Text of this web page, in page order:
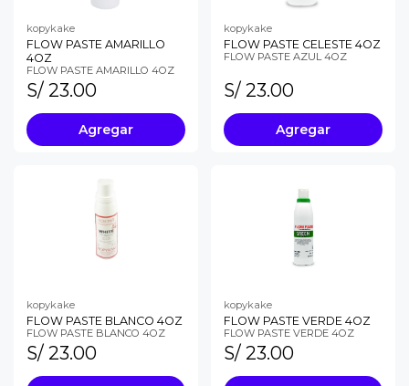
kopykake
FLOW PASTE AMARILLO
4OZ
FLOW PASTE AMARILLO 4OZ
S/ 23.00
Agregar
kopykake
FLOW PASTE CELESTE 4OZ
FLOW PASTE AZUL 4OZ
S/ 23.00
Agregar
kopykake
FLOW PASTE BLANCO 4OZ
FLOW PASTE BLANCO 4OZ
S/ 23.00
kopykake
FLOW PASTE VERDE 4OZ
FLOW PASTE VERDE 4OZ
S/ 23.00